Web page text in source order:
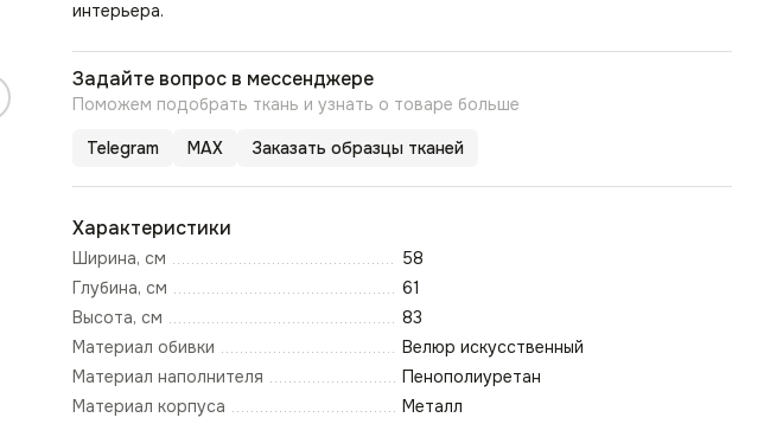
интерьера.
Задайте вопрос в мессенджере
Поможем подобрать ткань и узнать о товаре больше
Telegram MAX Заказать образцы тканей
Характеристики
Ширина, см
58
Глубина, см
61
Высота, см
83
Материал обивки
Велюр искусственный
Материал наполнителя
Пенополиуретан
Материал корпуса
Металл